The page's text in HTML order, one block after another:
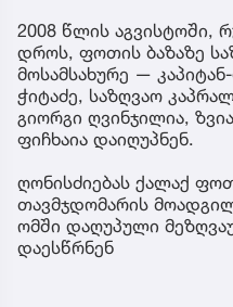
2008 წლის აგვისტოში,
დროს, ფოთის ბაზაზე
მოსამსახურე —
ჭიტაძე, საზღვაო
გიორგი ღვინჯილია,
ფიჩხაია დაიღუპნენ.
ღონისძიებას ქალაქ
თავმჯდომარის
ომში დაღუპული
დაესწრნენ